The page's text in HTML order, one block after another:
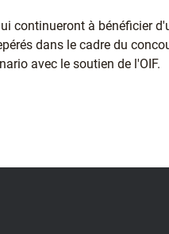
continueront à bénéficier
dans le cadre du
avec le soutien de l'OIF.